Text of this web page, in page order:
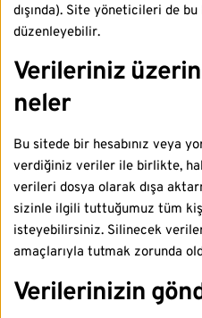
dışında). Site yöneticileri de
düzenleyebilir.
Verileriniz
neler
Bu sitede bir hesabınız veya
verdiğiniz veriler ile birlikte,
verileri dosya olarak dışa
sizinle ilgili tuttuğumuz tüm
isteyebilirsiniz. Silinecek
amaçlarıyla tutmak zorunda
Verilerinizin